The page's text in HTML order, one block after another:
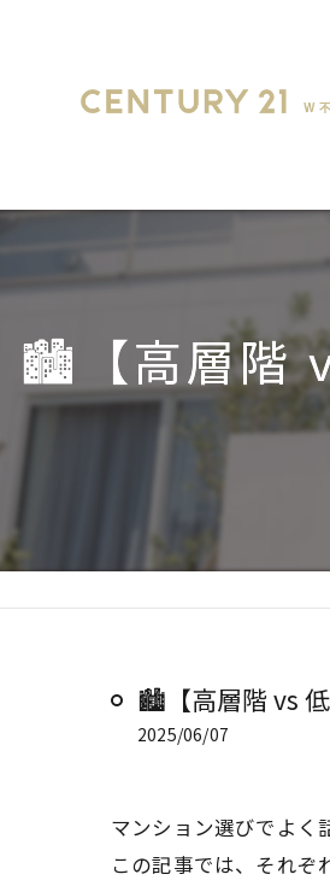
🏙️【高層階
🏙️【高層階 vs 低
2025/06/07
マンション選びでよく
この記事では、それ